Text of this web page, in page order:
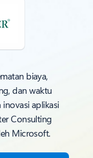
biaya,
dan waktu
aplikasi
Consulting
Microsoft.